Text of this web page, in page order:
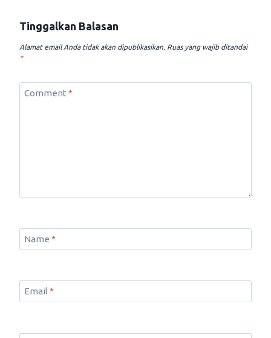
Tinggalkan Balasan
Alamat email Anda tidak akan dipublikasikan. Ruas yang wajib ditandai
*
Comment*
Name *
Email*